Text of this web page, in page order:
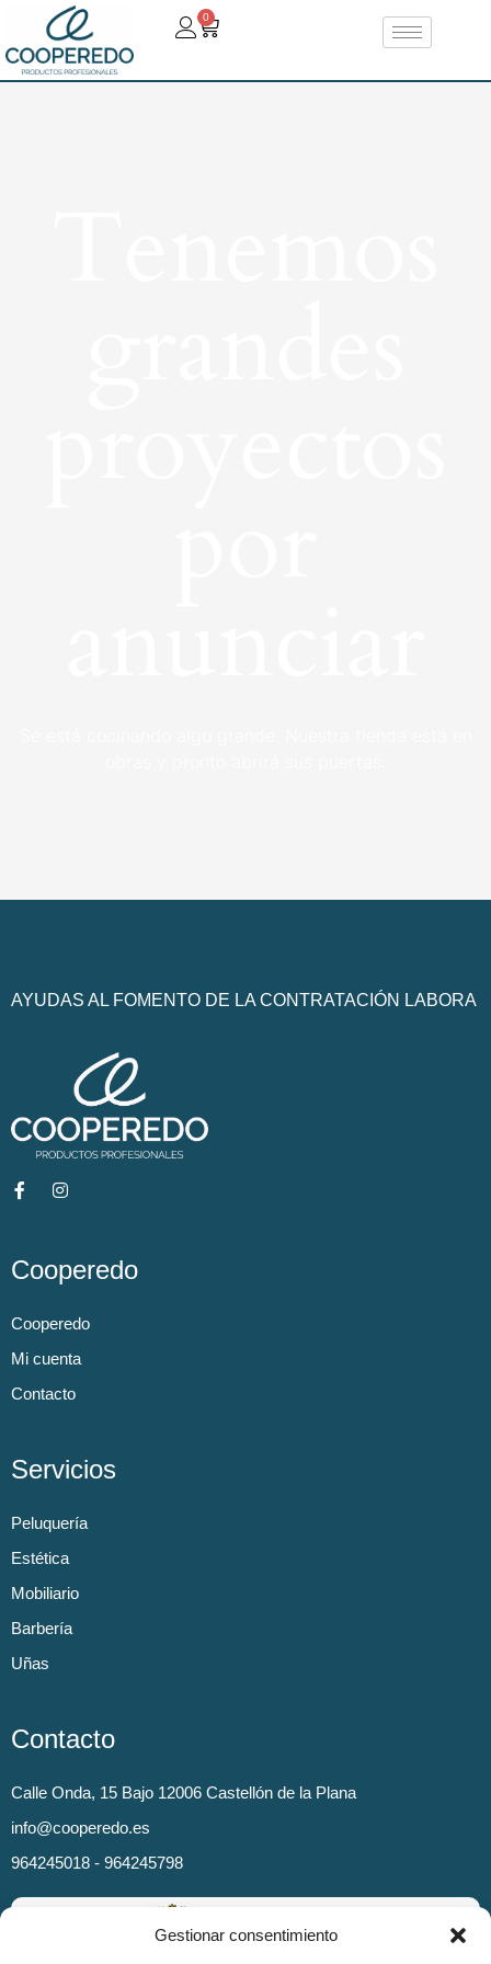
Gestionar consentimiento
0
AYUDAS AL FOMENTO DE LA CONTRATACIÓN LABORA
Cooperedo
Cooperedo
Mi cuenta
Contacto
Servicios
Peluquería
Estética
Mobiliario
Barbería
Uñas
Contacto
Calle Onda, 15 Bajo 12006 Castellón de la Plana
info@cooperedo.es
964245018 - 964245798